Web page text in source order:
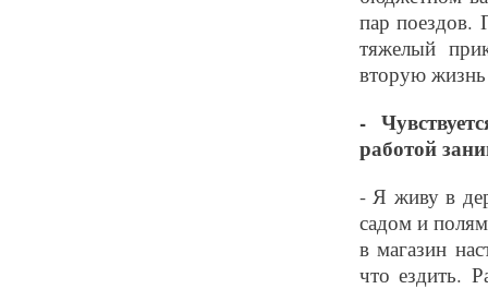
пар поездов.
тяжелый
вторую
-
работой
- Я живу в
садом и
в магазин
что ездить.